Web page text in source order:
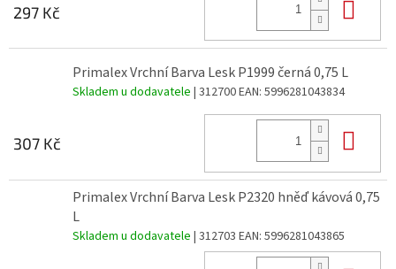
297 Kč
Primalex Vrchní Barva Lesk P1999 černá 0,75 L
Skladem u dodavatele | 312700EAN: 5996281043834
307 Kč
Primalex Vrchní Barva Lesk P2320 hněď kávová 0,75
L
Skladem u dodavatele | 312703 EAN: 5996281043865